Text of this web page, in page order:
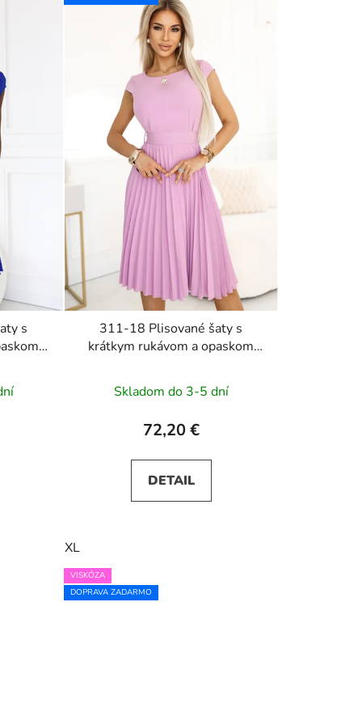
s
311-18 Plisované šaty s
krátkym rukávom a opaskom
Skladom do 3-5 dní
72,20 €
DETAIL
XL
VISKÓZA
DOPRAVA ZADARMO